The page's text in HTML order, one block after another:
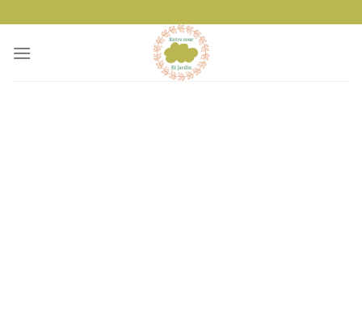
contenu